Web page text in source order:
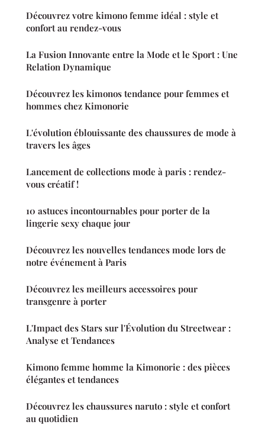
Découvrez votre kimono femme idéal : style et
confort au rendez-vous
La Fusion Innovante entre la Mode et le Sport : Une
Relation Dynamique
Découvrez les kimonos tendance pour femmes et
hommes chez Kimonorie
L'évolution éblouissante des chaussures de mode à
travers les âges
Lancement de collections mode à paris : rendez-
vous créatif !
10 astuces incontournables pour porter de la
lingerie sexy chaque jour
Découvrez les nouvelles tendances mode lors de
notre événement à Paris
Découvrez les meilleurs accessoires pour
transgenre à porter
L'Impact des Stars sur l'Évolution du Streetwear :
Analyse et Tendances
Kimono femme homme la Kimonorie : des pièces
élégantes et tendances
Découvrez les chaussures naruto : style et confort
au quotidien